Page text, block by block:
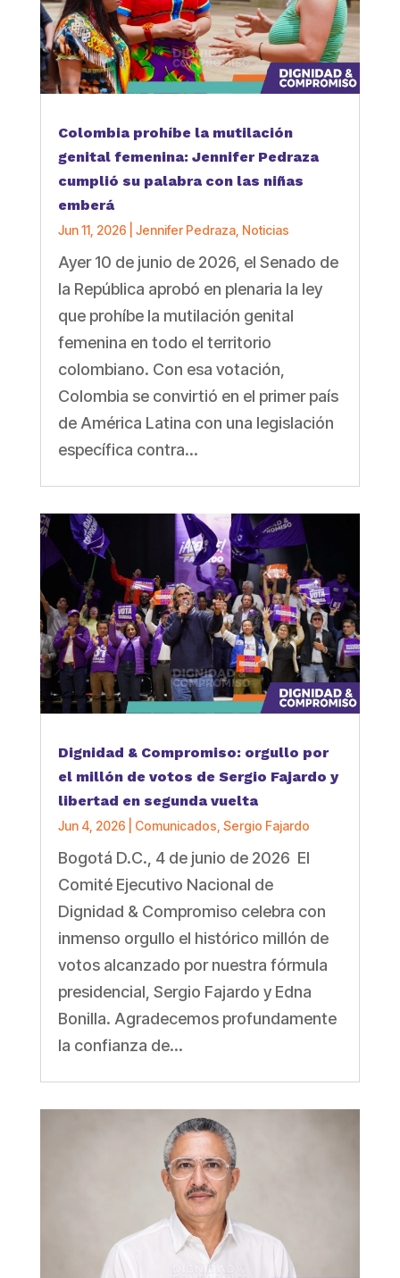
Colombia prohíbe la mutilación
genital femenina: Jennifer Pedraza
cumplió su palabra con las niñas
emberá
Jun 11, 2026 Jennifer Pedraza, Noticias
Ayer 10 de junio de 2026, el Senado de
la República aprobó en plenaria la ley
que prohíbe la mutilación genital
femenina en todo el territorio
colombiano. Con esa votación,
Colombia se convirtió en el primer país
de América Latina con una legislación
específica contra...
Dignidad & Compromiso: orgullo por
el millón de votos de Sergio Fajardo y
libertad en segunda vuelta
Jun 4, 2026 Comunicados Sergio Fajardo
Bogotá D.C., 4 de junio de 2026 El
Comité Ejecutivo Nacional de
Dignidad & Compromiso celebra con
inmenso orgullo el histórico millón de
votos alcanzado por nuestra fórmula
presidencial, Sergio Fajardo y Edna
Bonilla. Agradecemos profundamente
la confianza de...